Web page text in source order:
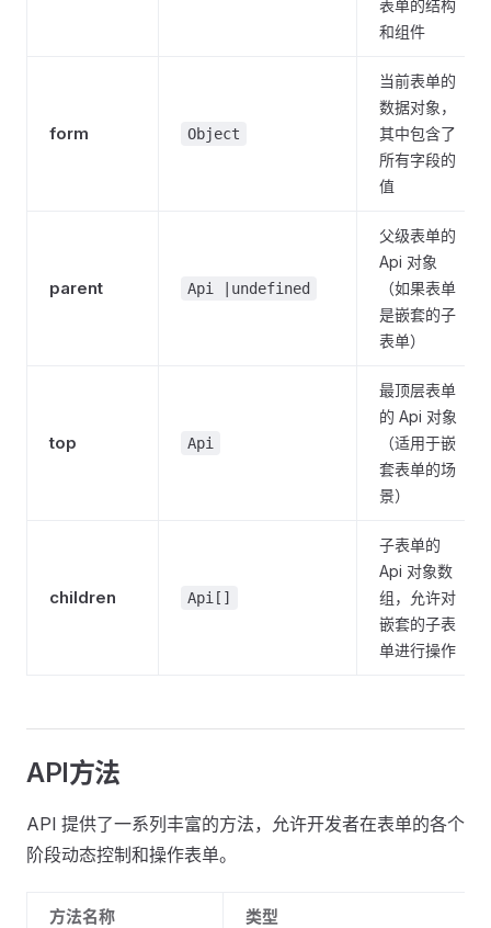
表单的结构
和组件
form Object
当前表单的
数据对象，
其中包含了
所有字段的
值
parent Api |undefined
父级表单的
Api 对象
（如果表单
是嵌套的子
表单）
top Api
最顶层表单
的 Api 对象
（适用于嵌
套表单的场
景）
children Api[]
子表单的
Api 对象数
组，允许对
嵌套的子表
单进行操作
API方法
API 提供了一系列丰富的方法，允许开发者在表单的各个
阶段动态控制和操作表单。
方法名称 类型